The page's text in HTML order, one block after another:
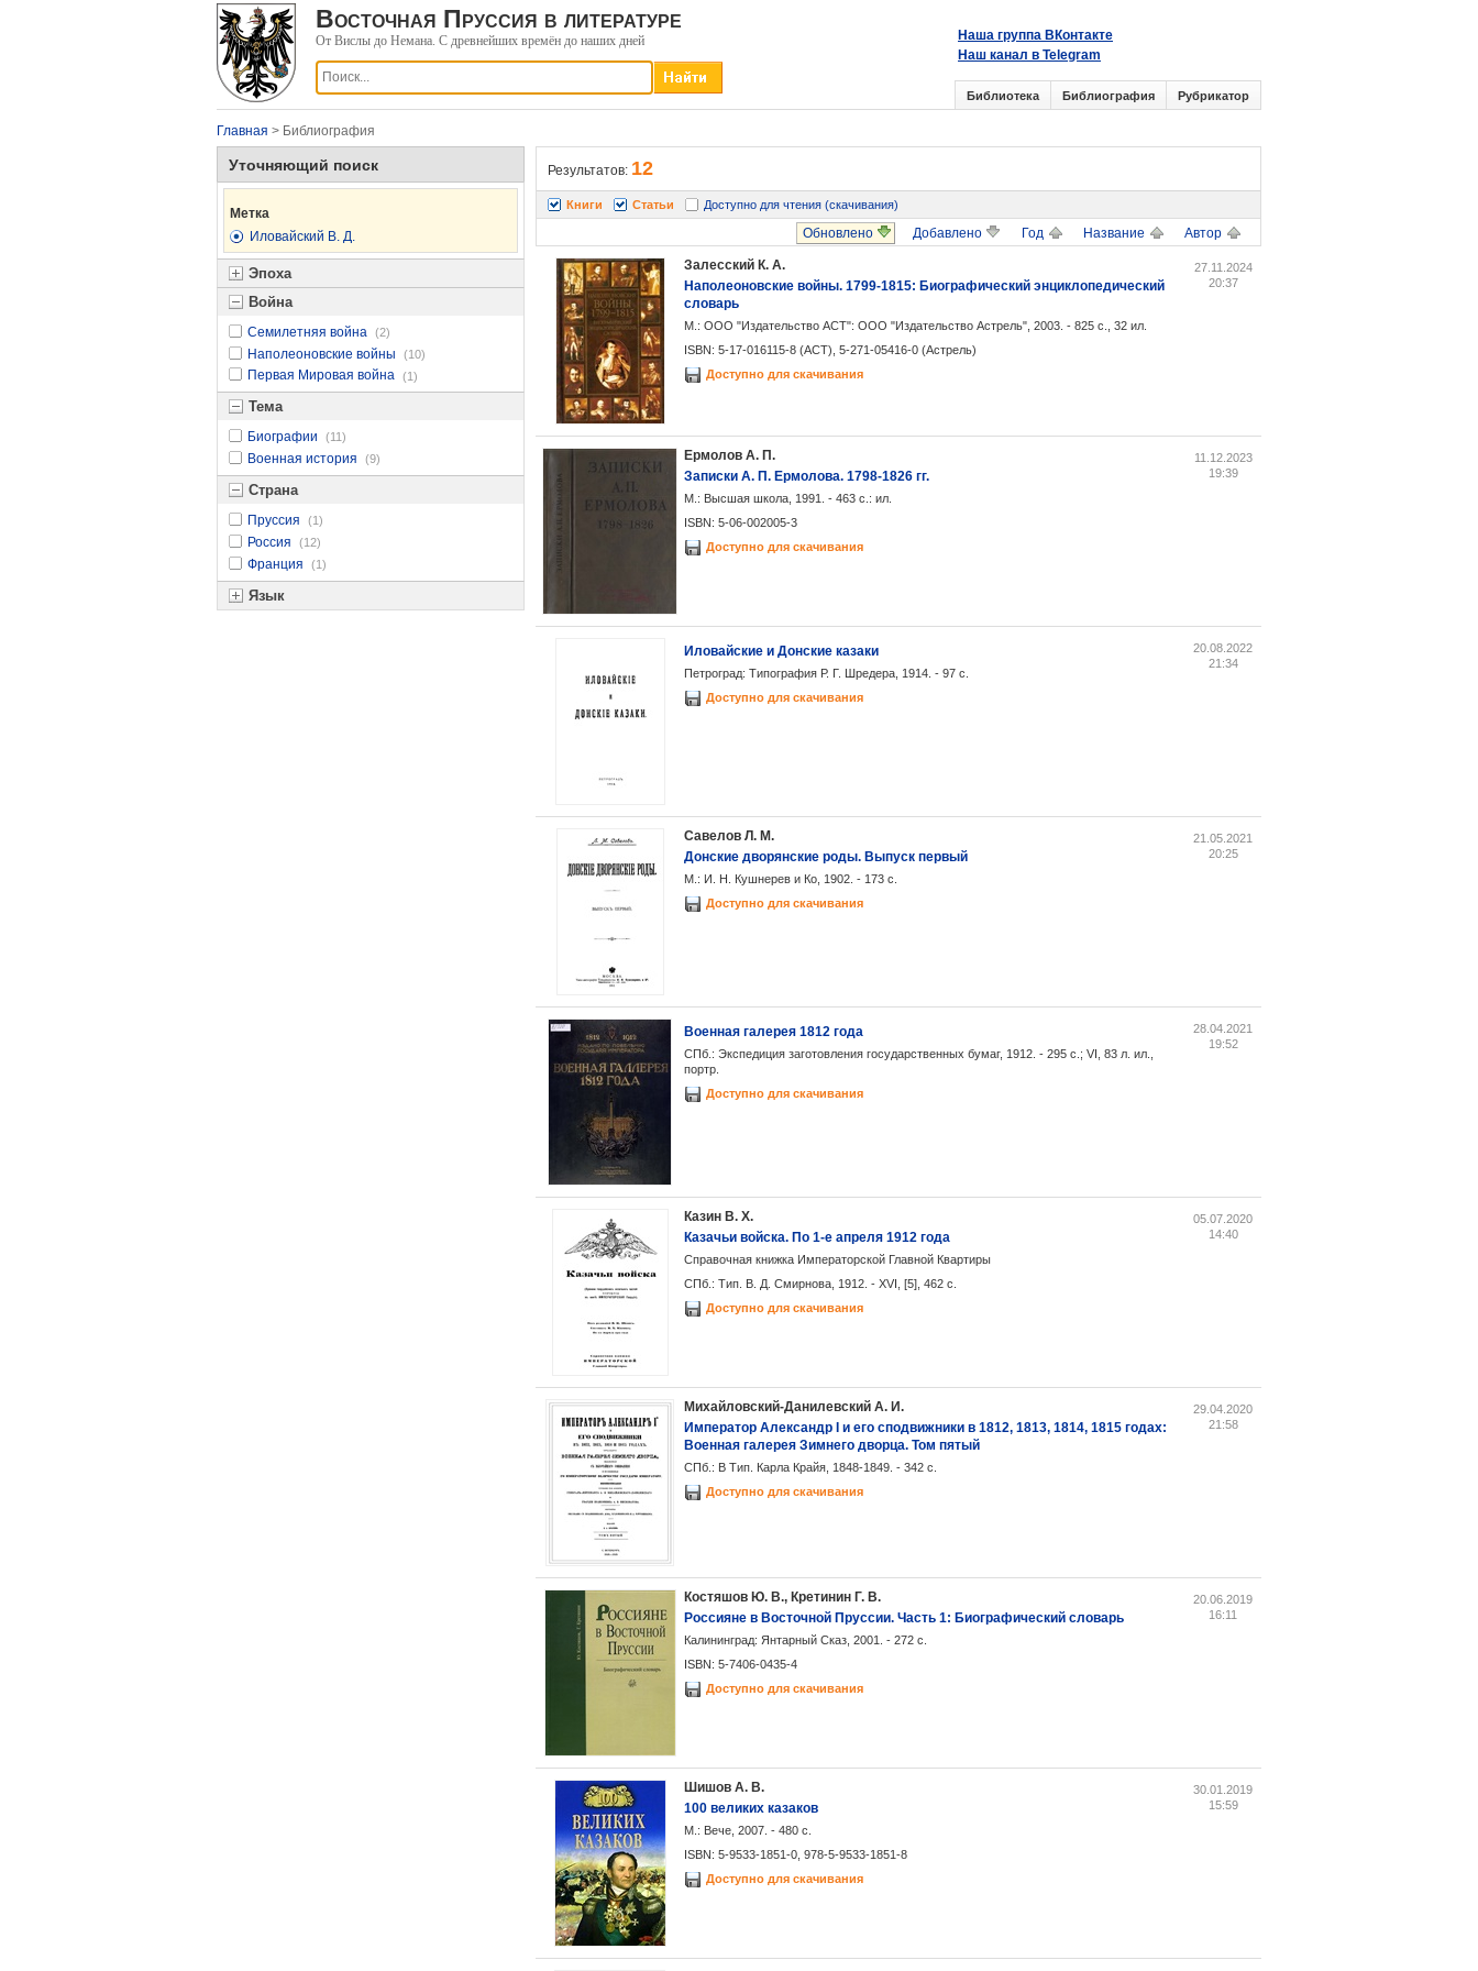
Восточная Пруссия в литературе
От Вислы до Немана. С древнейших времён до наших дней
Наша группа ВКонтакте
Наш канал в Telegram
Библиотека Библиография Рубрикатор
Главная > Библиография
Уточняющий поиск
Метка
Иловайский В. Д.
Эпоха
Война
Семилетняя война (2)
Наполеоновские войны (10)
Первая Мировая война (1)
Тема
Биографии (11)
Военная история (9)
Страна
Пруссия (1)
Россия (12)
Франция (1)
Язык
Результатов: 12
Книги Статьи Доступно для чтения (скачивания)
Автор
Название
Год
Добавлено
Обновлено
Залесский К. А.
Наполеоновские войны. 1799-1815: Биографический энциклопедический
словарь
М.: ООО "Издательство АСТ": ООО "Издательство Астрель", 2003. - 825 с., 32 ил.
ISBN: 5-17-016115-8 (АСТ), 5-271-05416-0 (Астрель)
Доступно для скачивания
27.11.2024
20:37
Ермолов А. П.
Записки А. П. Ермолова. 1798-1826 гг.
М.: Высшая школа, 1991. - 463 с.: ил.
ISBN: 5-06-002005-3
Доступно для скачивания
11.12.2023
19:39
Иловайские и Донские казаки
Петроград: Типография Р. Г. Шредера, 1914. - 97 с.
Доступно для скачивания
20.08.2022
21:34
Савелов Л. М.
Донские дворянские роды. Выпуск первый
М.: И. Н. Кушнерев и Ко, 1902. - 173 с.
Доступно для скачивания
21.05.2021
20:25
Военная галерея 1812 года
СПб.: Экспедиция заготовления государственных бумаг, 1912. - 295 с.; VI, 83 л. ил.,
портр.
Доступно для скачивания
28.04.2021
19:52
Казин В. X.
Казачьи войска. По 1-е апреля 1912 года
Справочная книжка Императорской Главной Квартиры
СПб.: Тип. В. Д. Смирнова, 1912. - XVI, [5], 462 с.
Доступно для скачивания
05.07.2020
14:40
Михайловский-Данилевский А. И.
Император Александр I и его сподвижники в 1812, 1813, 1814, 1815 годах:
Военная галерея Зимнего дворца. Том пятый
СПб.: В Тип. Карла Крайя, 1848-1849. - 342 с.
Доступно для скачивания
29.04.2020
21:58
Костяшов Ю. В., Кретинин Г. В.
Россияне в Восточной Пруссии. Часть 1: Биографический словарь
Калининград: Янтарный Сказ, 2001. - 272 с.
ISBN: 5-7406-0435-4
Доступно для скачивания
20.06.2019
16:11
Шишов А. В.
100 великих казаков
М.: Вече, 2007. - 480 с.
ISBN: 5-9533-1851-0, 978-5-9533-1851-8
Доступно для скачивания
30.01.2019
15:59